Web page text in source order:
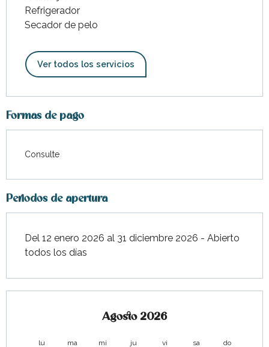
Refrigerador
Secador de pelo
Ver todos los servicios
Formas de pago
Consulte
Periodos de apertura
Del 12 enero 2026 al 31 diciembre 2026 - Abierto
todos los días
Agosto 2026
lu ma mi ju vi sa do